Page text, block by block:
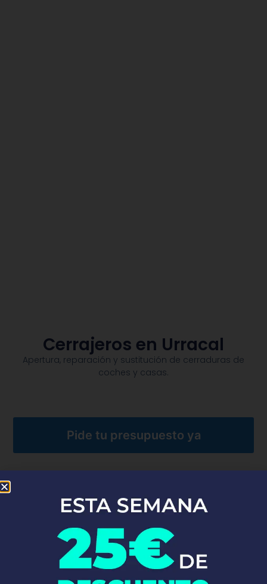
Cerrajeros en Urracal
Apertura, reparación y sustitución de cerraduras de
coches y casas.​
Pide tu presupuesto ya